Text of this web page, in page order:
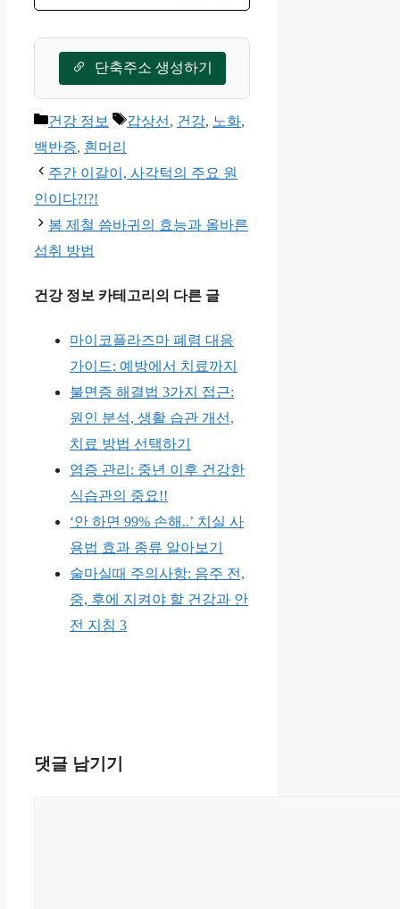
단축주소 생성하기
카
테
고
리
건강 정보
태
갑상선 , 건강, 노화,
백반증, 흰머리
주간 이갈이, 사각턱의 주요 원
인이다?!?!
봄 제철 씀바귀의 효능과 올바른
섭취 방법
건강 정보 카테고리의 다른 글
마이코플라즈마 폐렴 대응
가이드: 예방에서 치료까지
불면증 해결법 3가지 접근:
원인 분석, 생활 습관 개선,
치료 방법 선택하기
염증 관리: 중년 이후 건강한
식습관의 중요!!
‘안 하면 99% 손해..’ 치실 사
용법 효과 종류 알아보기
술마실때 주의사항: 음주 전,
중, 후에 지켜야 할 건강과 안
전 지침 3
댓글 남기기